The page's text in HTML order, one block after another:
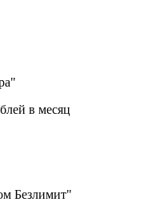
в месяц
Безлимит"